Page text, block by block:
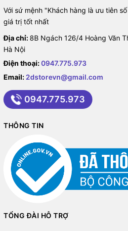
Với sứ mệnh "Khách hàng là ưu tiên
giá trị tốt nhất
Địa chỉ: 8B Ngách 126/4 Hoàng Văn
Hà Nội
Điện thoại:0947.775.973
Email: 2dstorevn@gmail.com
0947.775.973
THÔNG TIN
TỔNG ĐÀI HỖ TRỢ